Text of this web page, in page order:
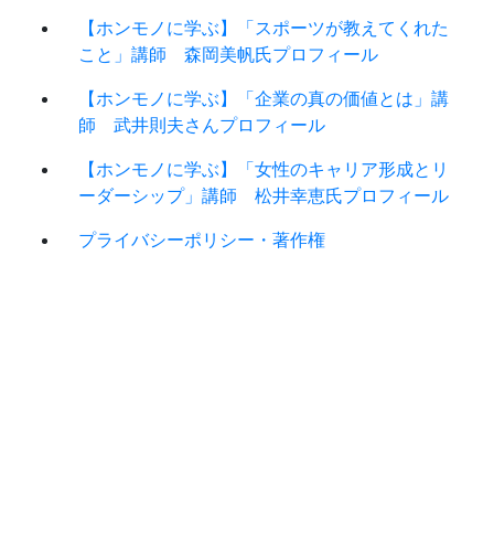
【ホンモノに学ぶ】「スポーツが教えてくれた
こと」講師 森岡美帆氏プロフィール
【ホンモノに学ぶ】「企業の真の価値とは」講
師 武井則夫さんプロフィール
【ホンモノに学ぶ】「女性のキャリア形成とリ
ーダーシップ」講師 松井幸恵氏プロフィール
プライバシーポリシー・著作権